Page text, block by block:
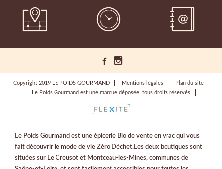
Copyright 2019 LE POIDS GOURMAND Mentions légales
Plan du site
Le Poids Gourmand est une marque déposée, tous droits réservés
Le Poids Gourmand est une épicerie Bio de vente en vrac qui vous
fait découvrir le mode de vie Zéro Déchet.Les deux boutiques sont
situées sur Le Creusot et Montceau-les-Mines, communes de